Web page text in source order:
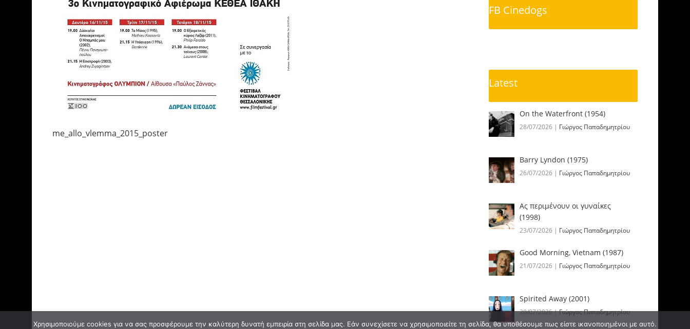
me_allo_vlemma_2015_poster
FB Cinedogs
Latest
On the Waterfront (1954)
28/07/2026 | Γιώργος Παπαδημητρίου
Barry Lyndon (1975)
26/07/2026 | Γιώργος Παπαδημητρίου
Ας περιμένουν οι γυναίκες
(1998)
23/07/2026 | Γιώργος Παπαδημητρίου
Good Morning, Vietnam (1987)
21/07/2026 | Γιώργος Παπαδημητρίου
Spirited Away (2001)
20/07/2026|Γιώργος Παπαδημητρίου
Χρησιμοποιούμε cookies για να σας προσφέρουμε την καλύτερη δυνατή εμπειρία στη σελίδα μας. Εάν συνεχίσετε να χρησιμοποιείτε τη σελίδα, θα υποθέσουμε πως είστε ικανοποιημένοι με αυτό.